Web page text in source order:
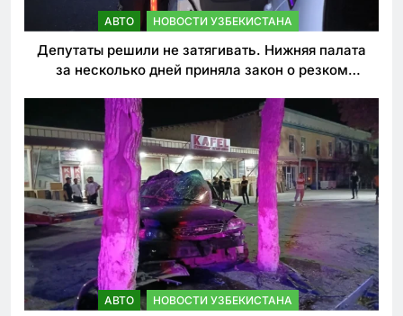
АВТО НОВОСТИ УЗБЕКИСТАНА
Депутаты решили не затягивать. Нижняя палата
за несколько дней приняла закон о резком
АВТО НОВОСТИ УЗБЕКИСТАНА